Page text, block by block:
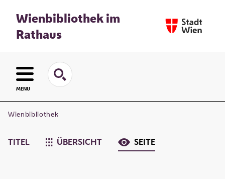
Wienbibliothek im
Rathaus
MENU
Wienbibliothek
TITEL ÜBERSICHT SEITE